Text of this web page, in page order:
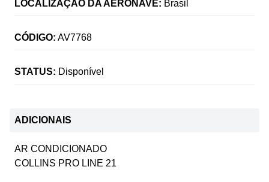
LOCALIZAÇÃO DA AERONAVE: Brasil
CÓDIGO: AV7768
STATUS: Disponível
ADICIONAIS
AR CONDICIONADO
COLLINS PRO LINE 21